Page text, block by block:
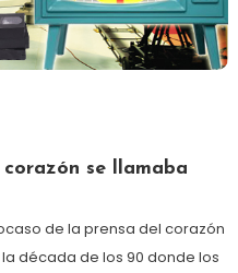
se llamaba
de la prensa del corazón
década de los 90 donde los